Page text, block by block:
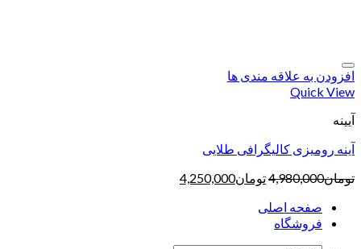
افزودن به علاقه مندی ها
Quick View
آیینه
آینه رومیزی کالیگرافی طلایی
تومان4,980,000تومان4,250,000
صفحه اصلی
فروشگاه